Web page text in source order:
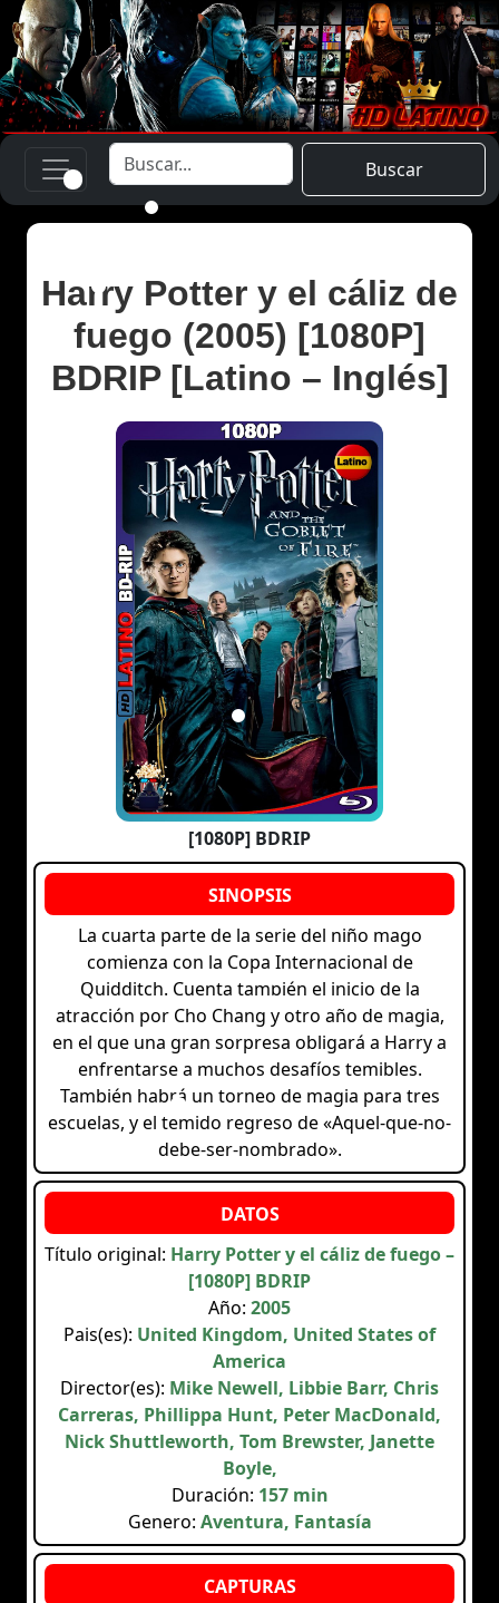
Buscar
Harry Potter y el cáliz de
fuego (2005) [1080P]
BDRIP [Latino – Inglés]
[1080P] BDRIP
La cuarta parte de la serie del niño mago
comienza con la Copa Internacional de
Quidditch. Cuenta también el inicio de la
atracción por Cho Chang y otro año de magia,
en el que una gran sorpresa obligará a Harry a
enfrentarse a muchos desafíos temibles.
También habrá un torneo de magia para tres
escuelas, y el temido regreso de «Aquel-que-no-
debe-ser-nombrado».
Título original: Harry Potter y el cáliz de fuego –
[1080P] BDRIP
Año: 2005
Pais(es): United Kingdom, United States of
America
Director(es): Mike Newell, Libbie Barr, Chris
Carreras, Phillippa Hunt, Peter MacDonald,
Nick Shuttleworth, Tom Brewster, Janette
Boyle,
Duración: 157 min
Genero: Aventura, Fantasía